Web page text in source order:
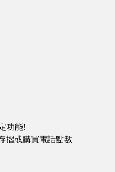
功能!
摺或購買電話點數